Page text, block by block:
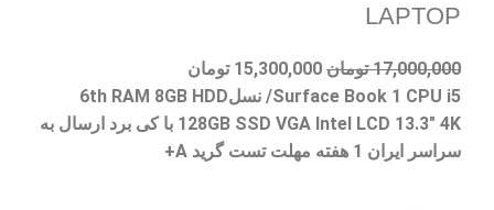
LAPTOP
17,000,000 تومان 15,300,000 تومان
Surface Book 1 CPU i5/ نسل6th RAM 8GB HDD
128GB SSD VGA Intel LCD 13.3" 4K با کی برد ارسال به
سراسر ایران 1 هفته مهلت تست گرید A+